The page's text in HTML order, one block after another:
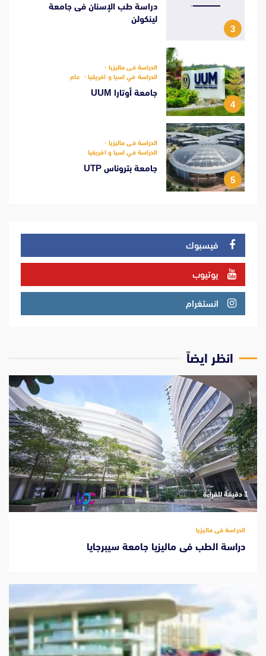
3
دراسة طب الإسنان فى جامعة
لينكولن
4
الدراسة فى ماليزيا
الدراسة في اسيا و افريقيا
عام
جامعة أوتارا UUM
5
الدراسة فى ماليزيا
الدراسة في اسيا و افريقيا
جامعة بتروناس UTP
فيسبوك
يوتيوب
انستغرام
انظر ايضاً
‫1 دقيقة للقراءة
الدراسة فى ماليزيا
دراسة الطب فى ماليزيا جامعة سيبرجايا